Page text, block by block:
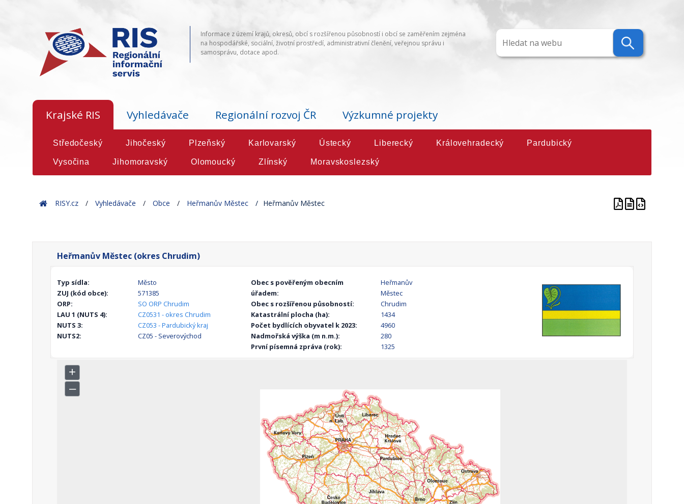
Informace z území krajů, okresů, obcí s rozšířenou působností i obcí se zaměřením zejména
na hospodářské, sociální, životní prostředí, administrativní členění, veřejnou správu i
samosprávu, dotace apod.
Krajské RIS Vyhledávače Regionální rozvoj ČR Výzkumné projekty
Středočeský Jihočeský Plzeňský Karlovarský Ústecký Liberecký Královehradecký Pardubický
Vysočina Jihomoravský Olomoucký Zlínský Moravskoslezský
HomeRISY.cz Vyhledávače Obce Heřmanův Městec Heřmanův Městec
Heřmanův Městec (okres Chrudim)
Typ sídla:
Město
ZUJ (kód obce):
571385
ORP:
SO ORP Chrudim
LAU 1 (NUTS 4):
CZ0531 - okres Chrudim
NUTS 3:
CZ053 - Pardubický kraj
NUTS2:
CZ05 - Severovýchod
Obec s pověřeným obecním
úřadem:
Heřmanův
Městec
Obec s rozšířenou působností:
Chrudim
Katastrální plocha (ha):
1434
Počet bydlících obyvatel k 2023:
4960
Nadmořská výška (m n.m.):
280
První písemná zpráva (rok):
1325